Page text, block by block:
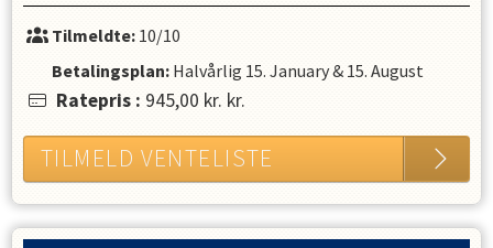
Tilmeldte:10/10
Betalingsplan: Halvårlig 15. January& 15. August
Ratepris : 945,00 kr. kr.
TILMELD VENTELISTE